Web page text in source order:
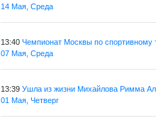
14 Мая, Среда
13:40 Чемпионат Москвы по спортивному
07 Мая, Среда
13:39 Ушла из жизни Михайлова Римма
01 Мая, Четверг